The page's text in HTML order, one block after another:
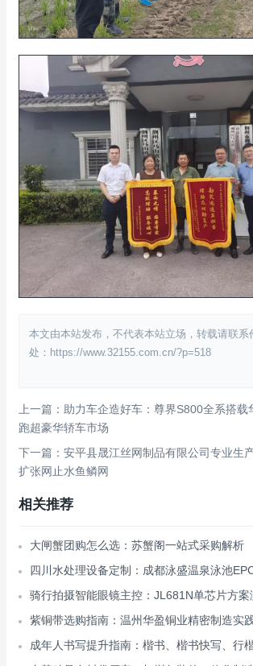
本文由本站发布，不代表本站立场，转载请联系
处：https://www.32155.com.cn/?p=518
上一篇：助力车企造好车：尊界S800全系搭
跑超豪华轿车市场
下一篇：安平县晟江丝网制品有限公司专业生
扩张网止水鱼鳞网
相关推荐
大闸蟹团购怎么选：苏蟹阁一站式采购解析
四川水处理设备定制：成都泳盛温泉泳池
骑行拍摄智能眼镜主控：JL681N单芯片方案
紫铜带选购指南：温州华盈铜业精密制造实
成年人书写提升指南：楷书、楷书快写、行